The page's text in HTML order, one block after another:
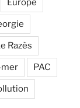
Europe
Razès
PAC